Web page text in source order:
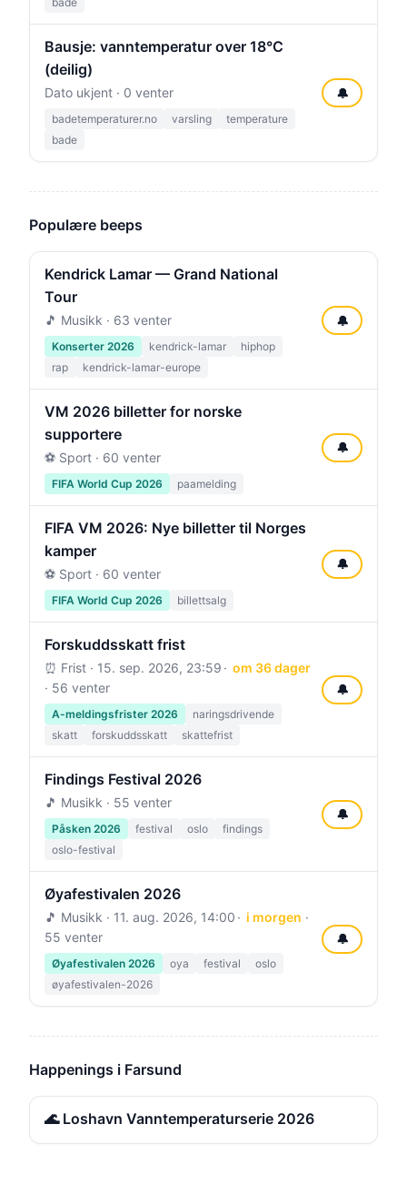
Bausje: vanntemperatur over 18°C
(deilig)
Dato ukjent · 0 venter
badetemperaturer.no varsling
temperature
bade
🔔
Populære beeps
Kendrick Lamar — Grand National
Tour
🎵 Musikk · 63 venter
Konserter 2026 kendrick-lamar
hiphop
rap
kendrick-lamar-europe
🔔
VM 2026 billetter for norske
supportere
⚽ Sport · 60 venter
FIFA World Cup 2026 paamelding
🔔
FIFA VM 2026: Nye billetter til Norges
kamper
⚽ Sport · 60 venter
FIFA World Cup 2026 billettsalg
🔔
Forskuddsskatt frist
⏰ Frist · 15. sep. 2026, 23:59
om 36 dager
· 56 venter
A-meldingsfrister 2026
naringsdrivende
skatt
forskuddsskatt skattefrist
🔔
Findings Festival 2026
🎵 Musikk · 55 venter
Påsken 2026 festival oslo
findings
oslo-festival
🔔
Øyafestivalen 2026
🎵 Musikk · 11. aug. 2026, 14:00 i morgen ·
55 venter
Øyafestivalen 2026 oya festival
oslo
øyafestivalen-2026
🔔
Happenings i Farsund
🌊 Loshavn Vanntemperaturserie 2026